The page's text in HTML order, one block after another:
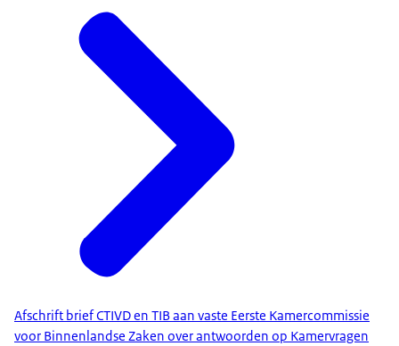
Afschrift brief CTIVD en TIB aan vaste Eerste Kamercommissie
voor Binnenlandse Zaken over antwoorden op Kamervragen